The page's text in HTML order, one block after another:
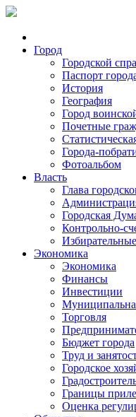
Город
Городской
Паспорт
История
География
Город
Почетные
Города-
Фотоальбом
Власть
Глава
Городская
Контрольно-
Экономика
Экономика
Финансы
Инвестиции
Торговля
Бюджет города
Труд и
Городское
Границы
Оценка